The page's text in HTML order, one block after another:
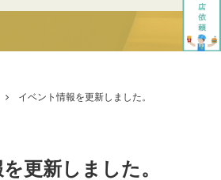
イベント情報を更新しました。
更新しました。